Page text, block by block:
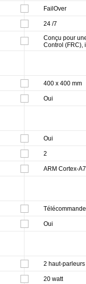
FailOver
24 /7
Conçu pour
Control (FRC),
400 x 400 mm
Oui
Oui
2
ARM Cortex-
Télécommande
Oui
2 haut-parleurs
20 watt